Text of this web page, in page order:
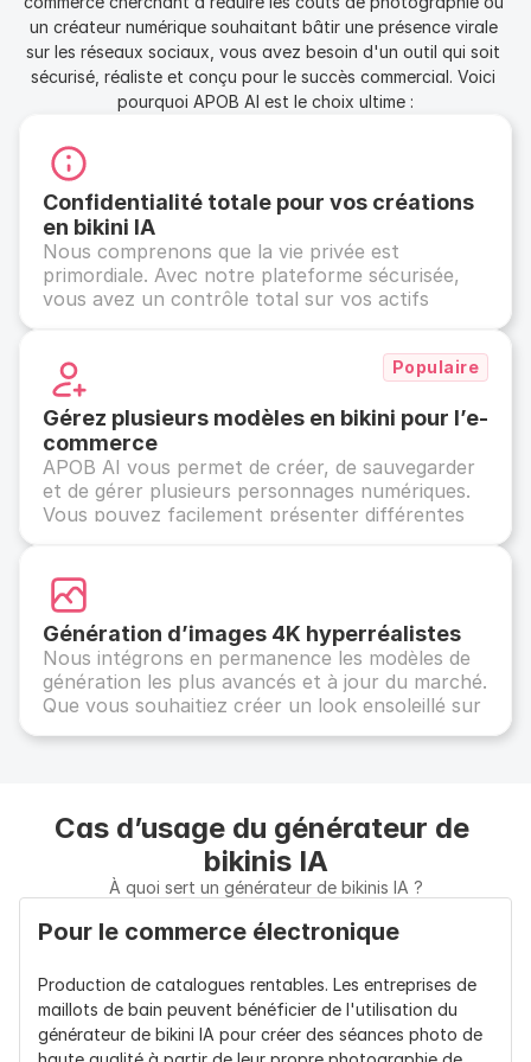
un créateur numérique souhaitant bâtir une présence virale
sur les réseaux sociaux, vous avez besoin d'un outil qui soit
sécurisé, réaliste et conçu pour le succès commercial. Voici
pourquoi APOB AI est le choix ultime :
Confidentialité totale pour vos créations
en bikini IA
Nous comprenons que la vie privée est
primordiale. Avec notre plateforme sécurisée,
vous avez un contrôle total sur vos actifs
images et vidéos générées restent
complètement cachées de la galerie publique.
Votre contenu exclusif vous appartient à 100 %.
Populaire
Gérez plusieurs modèles en bikini pour l’e-
commerce
APOB AI vous permet de créer, de sauvegarder
et de gérer plusieurs personnages numériques.
Vous pouvez facilement présenter différentes
incroyablement puissante et rentable pour les
marchands d'e-commerce.
Génération d’images 4K hyperréalistes
Nous intégrons en permanence les modèles de
génération les plus avancés et à jour du marché.
Que vous souhaitiez créer un look ensoleillé sur
Cas d’usage du générateur de
bikinis IA
À quoi sert un générateur de bikinis IA ?
Pour le commerce électronique
Production de catalogues rentables. Les entreprises de
maillots de bain peuvent bénéficier de l'utilisation du
générateur de bikini IA pour créer des séances photo de